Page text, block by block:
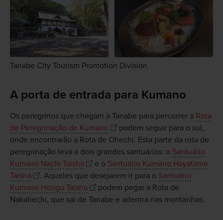
Tanabe City Tourism Promotion Division
A porta de entrada para Kumano
Os peregrinos que chegam à Tanabe para percorrer a Rota
de Peregrinação de Kumano
podem seguir para o sul,
onde encontrarão a Rota de Ohechi. Esta parte da rota de
peregrinação leva a dois grandes santuários: o Santuário
Kumano Nachi Taisha
e o Santuário Kumano Hayatama
Taisha
. Aqueles que desejarem ir para o Santuário
Kumano Hongu Taisha
podem pegar a Rota de
Nakahechi, que sai de Tanabe e adentra nas montanhas.